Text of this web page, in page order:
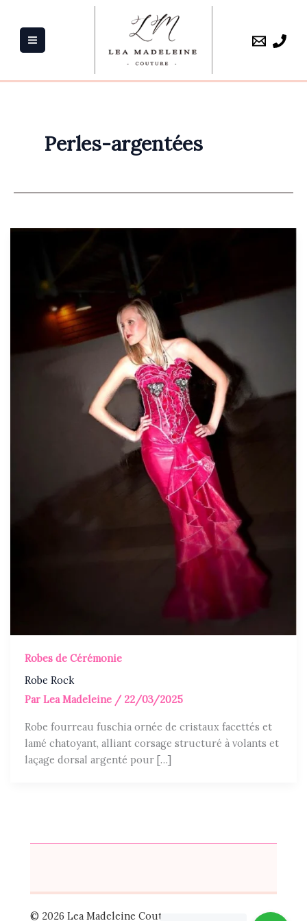
contenu
Perles-argentées
Robes de Cérémonie
Robe Rock
ParLea Madeleine / 22/03/2025
Robe fourreau fuschia ornée de cristaux facettés et
lamé chatoyant, alliant corsage structuré à volants et
laçage dorsal argenté pour […]
© 2026 Lea Madeleine Couture